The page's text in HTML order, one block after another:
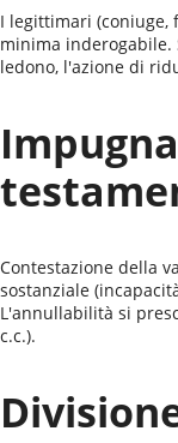
I legittimari (coniuge,
minima inderogabile.
ledono, l'azione di
Contestazione della
sostanziale
L'annullabilità si
c.c.).